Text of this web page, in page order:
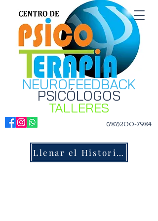
PSICÓLOGOS
NEUROFEEDBACK
TALLERES
(787)200-7984
Llenar el Historial